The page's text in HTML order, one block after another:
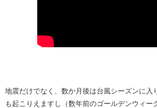
地震だけでなく、数か月後は台風シーズンに入
も起こりえますし（数年前のゴールデンウィー